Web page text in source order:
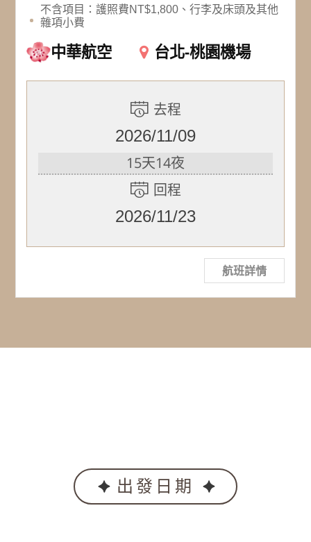
不含項目：護照費NT$1,800、行李及床頭及其他
雜項小費
中華航空 台北-桃園機場
去程
2026/11/09
15天14夜
回程
2026/11/23
航班詳情
出發日期